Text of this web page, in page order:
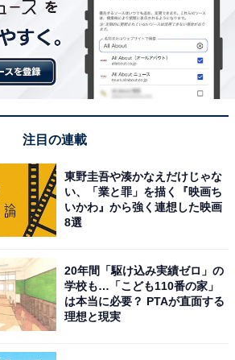
ーメン」再現レシピ
注目の連載
東野圭吾や湊かなえだけじゃな
い、「業と罪」を描く『映画ち
いかわ』から強く連想した映画
8選
20年間「駆け込み実績ゼロ」の
学校も…「こども110番の家」
は本当に必要？ PTAが直面する
理想と現実